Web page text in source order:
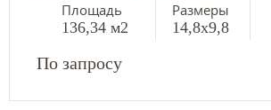
Площадь
136,34 м2
Размеры
14,8х9,8
По запросу